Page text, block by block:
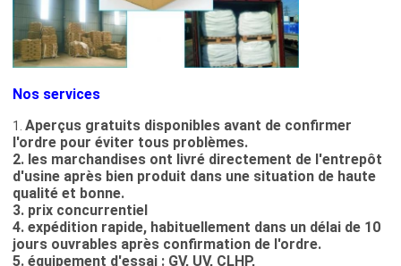
Nos services
1. Aperçus gratuits disponibles avant de confirmer
l'ordre pour éviter tous problèmes.
2. les marchandises ont livré directement de l'entrepôt
d'usine après bien produit dans une situation de haute
qualité et bonne.
3. prix concurrentiel
4. expédition rapide, habituellement dans un délai de 10
jours ouvrables après confirmation de l'ordre.
5. équipement d'essai : GV, UV, CLHP,